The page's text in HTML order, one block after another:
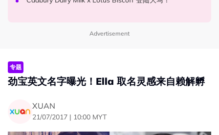
Advertisement
专题
劲宝英文名字曝光！Ella 取名灵感来自赖解孵
XUAN
21/07/2017 | 10:00 MYT